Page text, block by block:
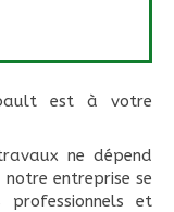
est à votre
ne dépend
notre entreprise se
professionnels et